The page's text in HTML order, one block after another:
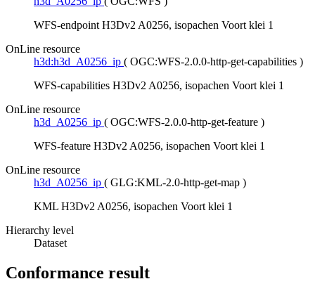
WFS-endpoint H3Dv2 A0256, isopachen Voort klei 1
OnLine resource
h3d:h3d_A0256_ip ( OGC:WFS-2.0.0-http-get-capabilities )
WFS-capabilities H3Dv2 A0256, isopachen Voort klei 1
OnLine resource
h3d_A0256_ip ( OGC:WFS-2.0.0-http-get-feature )
WFS-feature H3Dv2 A0256, isopachen Voort klei 1
OnLine resource
h3d_A0256_ip ( GLG:KML-2.0-http-get-map )
KML H3Dv2 A0256, isopachen Voort klei 1
Hierarchy level
Dataset
Conformance result